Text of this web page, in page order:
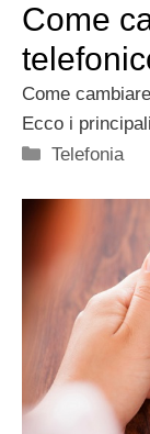
Come
Come
Ecco i
Categorie
Telefonia